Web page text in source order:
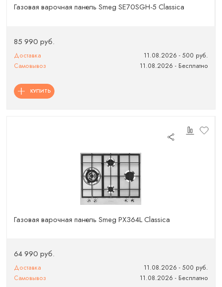
Газовая варочная панель Smeg SE70SGH-5 Classica
85 990 руб.
Доставка
11.08.2026 - 500 руб.
Самовывоз
11.08.2026 - Бесплатно
КУПИТЬ
Газовая варочная панель Smeg PX364L Classica
64 990 руб.
Доставка
11.08.2026 - 500 руб.
Самовывоз
11.08.2026 - Бесплатно